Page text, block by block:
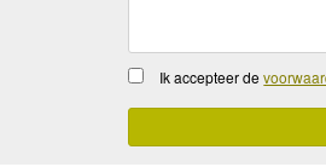
Ik accepteer de